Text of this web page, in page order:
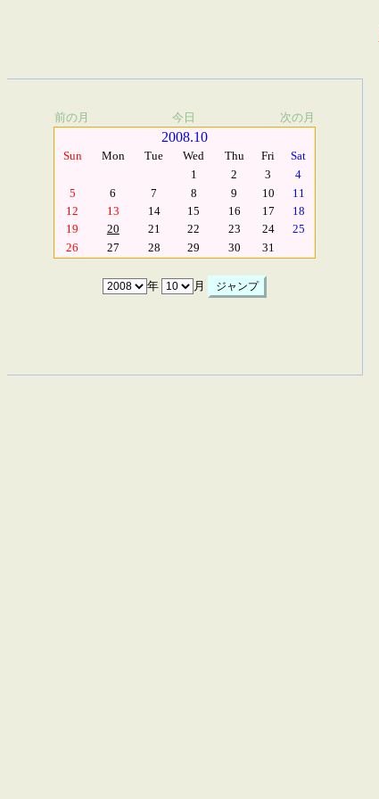
前の月 今日 次の月
2008.10
Sun Mon Tue Wed Thu Fri
Sat
1
2 3
4
5
6 7 8 9 10
11
12
13 14 15 16 17
18
19
20 21 22 23 24
25
26
27 28 29 30 31
年 月